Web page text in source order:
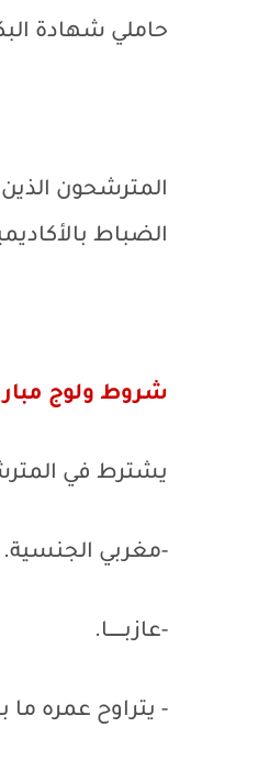
حاملي شهادة
المترشحون
الضباط
شروط ولوج
يشترط في
-مغربي الجنسية.
-عازبـــــــا.
- يتراوح عمره ما بين 18 سنة على الأقل و23 سنة على الأكثر عند تاريخ